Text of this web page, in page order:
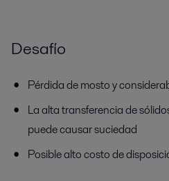
Desafío
Pérdida de mosto y
La alta transferencia de
puede causar suciedad
Posible alto costo de